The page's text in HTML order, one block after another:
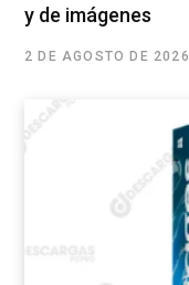
y de imágenes
2 DE AGOSTO DE 2026